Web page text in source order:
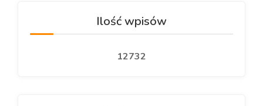
Ilość wpisów
12732